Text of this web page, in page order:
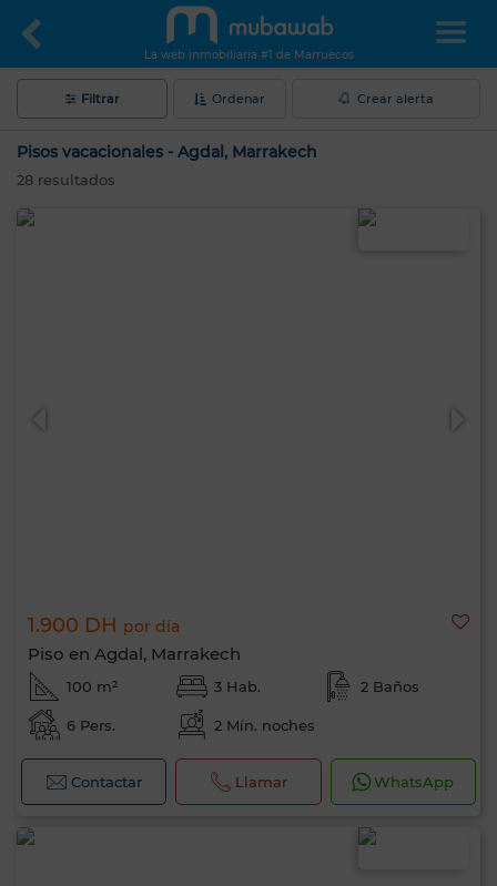
La web inmobiliaria #1 de Marruecos
Filtrar Ordenar Crear alerta
Pisos vacacionales - Agdal, Marrakech
28 resultados
1.900 DH por día
Piso en Agdal, Marrakech
100 m² 3 Hab. 2 Baños
6 Pers. 2 Mín. noches
Contactar Llamar WhatsApp